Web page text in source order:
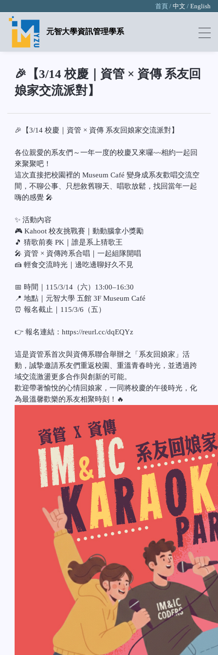
首頁 / 中文 / English
元智大學資訊管理學系
🎉【3/14 校慶｜資管 × 資傳 系友回
娘家交流派對】
🎉【3/14 校慶｜資管 × 資傳 系友回娘家交流派對】
各位親愛的系友們～一年一度的校慶又來囉~~相約一起回
來聚聚吧！
這次直接把校園裡的 Museum Café 變身成系友歡唱交流空
間，不聊公事、只想敘舊聊天、唱歌放鬆，找回當年一起
嗨的感覺 🎤
✨ 活動內容
🎮 Kahoot 校友挑戰賽｜動動腦拿小獎勵
🎵 猜歌前奏 PK｜誰是系上猜歌王
🎤 資管 × 資傳跨系合唱｜一起組隊開唱
🍰 輕食交流時光｜邊吃邊聊好久不見
📅 時間｜115/3/14（六）13:00–16:30
📍 地點｜元智大學 五館 3F Museum Café
⏰ 報名截止｜115/3/6（五）
👉 報名連結：https://reurl.cc/dqEQYz
這是資管系首次與資傳系聯合舉辦之「系友回娘家」活
動，誠摯邀請系友們重返校園、重溫青春時光，並透過跨
域交流激盪更多合作與創新的可能。
歡迎帶著愉悅的心情回娘家，一同將校慶的午後時光，化
為最溫馨歡樂的系友相聚時刻！🔥